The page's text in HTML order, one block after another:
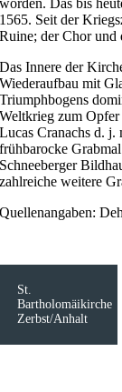
worden. Das bis
1565. Seit der
Ruine; der Chor und
Das Innere der
Wiederaufbau mit
Triumphbogens
Weltkrieg zum
Lucas Cranachs d. j.
frühbarocke
Schneeberger
zahlreiche weitere
Quellenangaben:
St.
Bartholomäikirche
Zerbst/Anhalt